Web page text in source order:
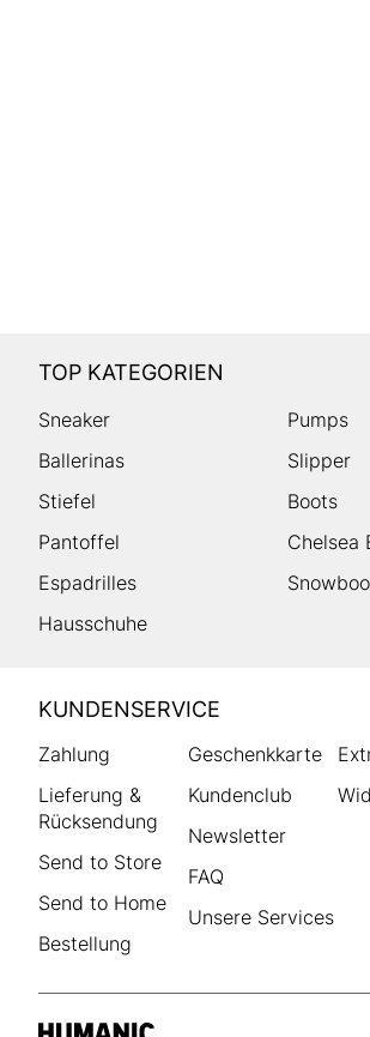
TOP KATEGORIEN
Sneaker Pumps
Ballerinas
Slipper
Stiefel
Boots
Pantoffel
Chelsea
Espadrilles
Hausschuhe
HUMANIC
Footer
KUNDENSERVICE
Zahlung
Lieferung &
Rücksendung
Send to Store
Send to Home
Bestellung
Geschenkkarte
Kundenclub
Newsletter
FAQ
Unsere Services